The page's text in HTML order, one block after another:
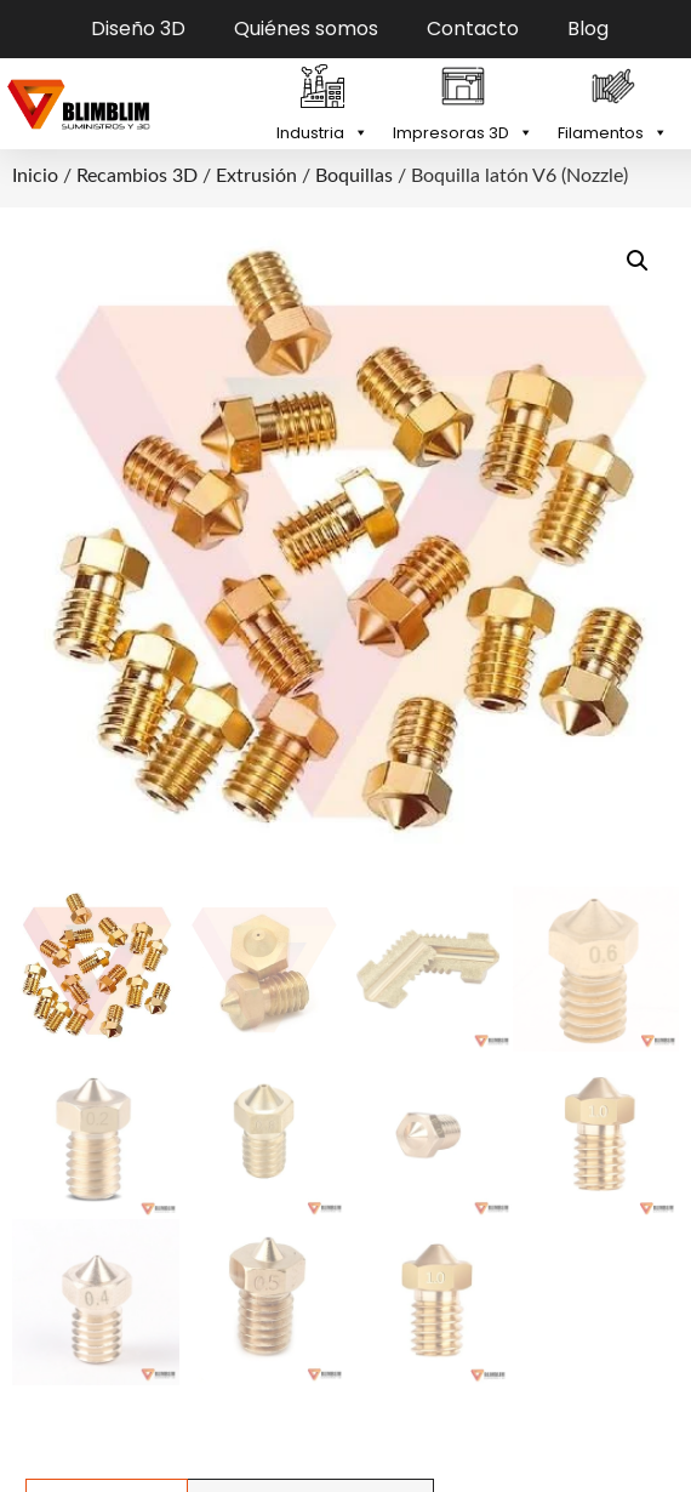
Diseño 3D Quiénes somos Contacto Blog
Industria Impresoras 3D Filamentos
Inicio / Recambios 3D / Extrusión / Boquillas / Boquilla latón V6 (Nozzle)